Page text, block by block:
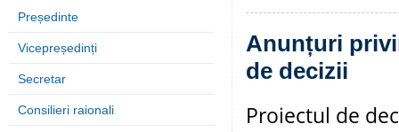
Președinte
Vicepreședinți
Secretar
Consilieri raionali
Anunțuri
de decizii
Proiectul de